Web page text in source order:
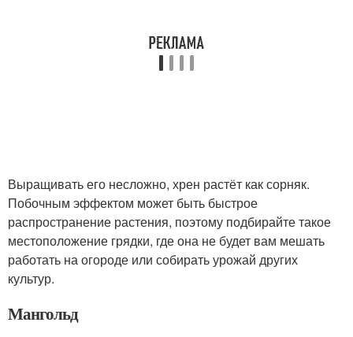
Выращивать его несложно, хрен растёт как сорняк.
Побочным эффектом может быть быстрое
распространение растения, поэтому подбирайте такое
местоположение грядки, где она не будет вам мешать
работать на огороде или собирать урожай других
культур.
Мангольд